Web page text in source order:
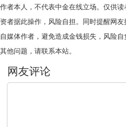
作者本人，不代表中金在线立场。仅供
资者据此操作，风险自担。同时提醒网
自媒体作者，避免造成金钱损失，风险
其他问题，请联系本站。